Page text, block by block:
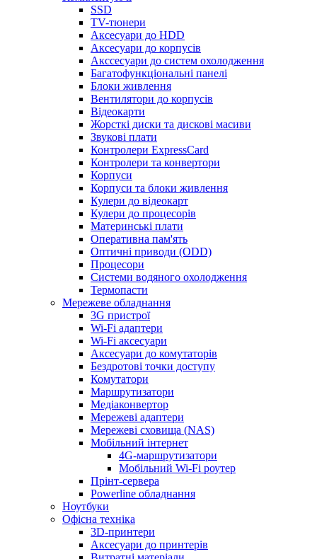
SSD
TV-тюнери
Аксесуари до HDD
Аксесуари до корпусів
Акссесуари до систем охолодження
Багатофункціональні панелі
Блоки живлення
Вентилятори до корпусів
Відеокарти
Жорсткі диски та дискові масиви
Звукові плати
Контролери ExpressCard
Контролери та конвертори
Корпуси
Корпуси та блоки живлення
Кулери до відеокарт
Кулери до процесорів
Материнські плати
Оперативна пам'ять
Оптичні приводи (ODD)
Процесори
Системи водяного охолодження
Термопасти
Мережеве обладнання
3G пристрої
Wi-Fi адаптери
Wi-Fi аксесуари
Аксесуари до комутаторів
Бездротові точки доступу
Комутатори
Маршрутизатори
Медіаконвертор
Мережеві адаптери
Мережеві сховища (NAS)
Мобільний інтернет
4G-маршрутизатори
Мобільний Wi-Fi роутер
Прінт-сервера
Рowerline обладнання
Ноутбуки
Офісна техніка
3D-принтери
Аксесуари до принтерів